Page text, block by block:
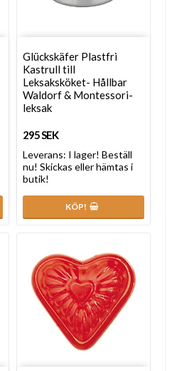
Glückskäfer Plastfri
Kastrull till
Leksaksköket- Hållbar
Waldorf & Montessori-
leksak
295 SEK
Leverans: I lager! Beställ
nu! Skickas eller hämtas i
butik!
KÖP!